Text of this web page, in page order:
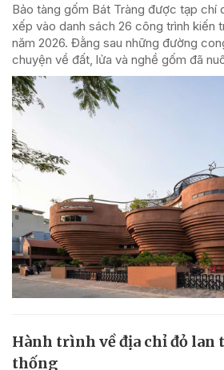
Bảo tàng gốm Bát Tràng được tạp chí
xếp vào danh sách 26 công trình kiến
năm 2026. Đằng sau những đường
chuyện về đất, lửa và nghề gốm đã
Hành trình về địa chỉ đỏ lan
thống